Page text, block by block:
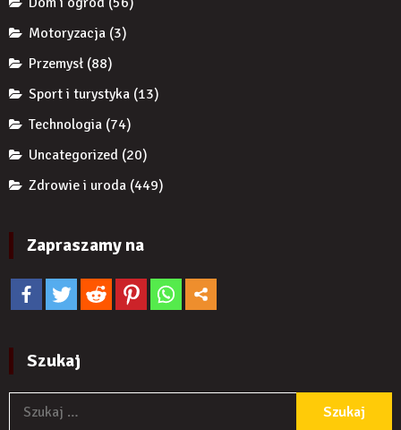
Motoryzacja (3)
Przemysł (88)
Sport i turystyka (13)
Technologia (74)
Uncategorized (20)
Zdrowie i uroda (449)
Zapraszamy na
Szukaj